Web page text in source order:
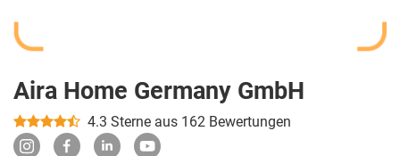
Aira Home Germany GmbH
4.3 Sterne aus 162 Bewertungen